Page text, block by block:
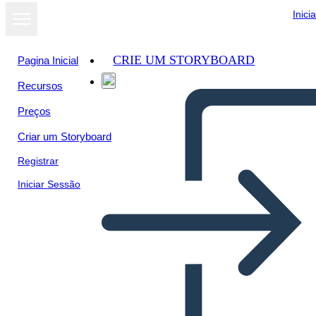
Pagina Inicial
Recursos
Preços
Criar um Storyboard
Registrar
Iniciar Sessão
CRIE UM STORYBOARD